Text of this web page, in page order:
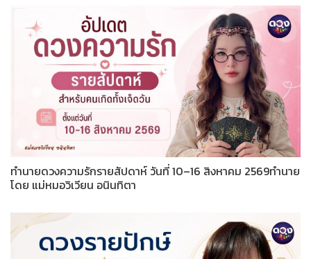
ทำนายดวงความรักรายสัปดาห์ วันที่ 10–16 สิงหาคม 2569ทำนาย
โดย แม่หมอวิเวียน อนินทิตา